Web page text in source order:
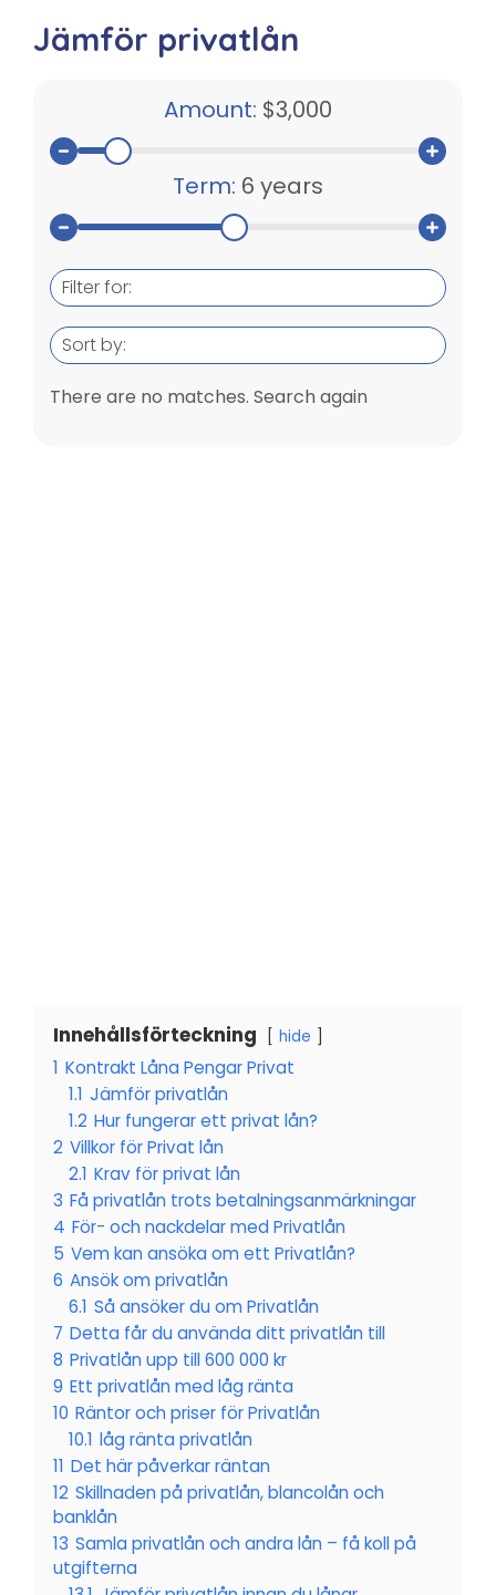
Jämför privatlån
Amount: $3,000
Term: 6 years
Filter for:
Sort by:
There are no matches. Search again
Innehållsförteckning hide
1 Kontrakt Låna Pengar Privat
1.1 Jämför privatlån
1.2 Hur fungerar ett privat lån?
2 Villkor för Privat lån
2.1 Krav för privat lån
3 Få privatlån trots betalningsanmärkningar
4 För- och nackdelar med Privatlån
5 Vem kan ansöka om ett Privatlån?
6 Ansök om privatlån
6.1 Så ansöker du om Privatlån
7 Detta får du använda ditt privatlån till
8 Privatlån upp till 600 000 kr
9 Ett privatlån med låg ränta
10 Räntor och priser för Privatlån
10.1 låg ränta privatlån
11 Det här påverkar räntan
12 Skillnaden på privatlån, blancolån och
banklån
13 Samla privatlån och andra lån – få koll på
utgifterna